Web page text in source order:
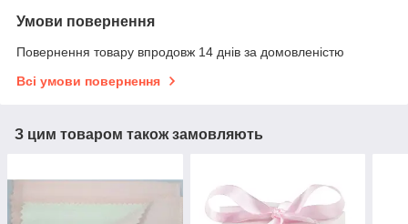
Умови повернення
Повернення товару впродовж 14 днів за домовленістю
Всі умови повернення
З цим товаром також замовляють